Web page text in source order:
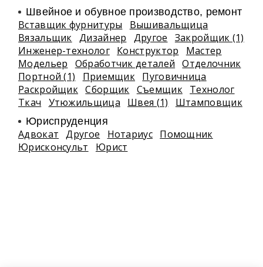
Швейное и обувное производство, ремонт
Вставщик фурнитуры
Вышивальщица
Вязальщик Дизайнер Другое
Закройщик (1)
Инженер-технолог Конструктор
Мастер
Модельер
Обработчик деталей
Отделочник
Портной (1)
Приемщик Пуговичница
Раскройщик Сборщик Съемщик Технолог
Ткач
Утюжильщица Швея (1) Штамповщик
Юриспруденция
Адвокат Другое Нотариус Помощник
Юрисконсульт
Юрист